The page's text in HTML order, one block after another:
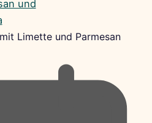
Limette und Parmesan